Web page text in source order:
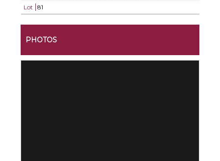
Lot
81
PHOTOS